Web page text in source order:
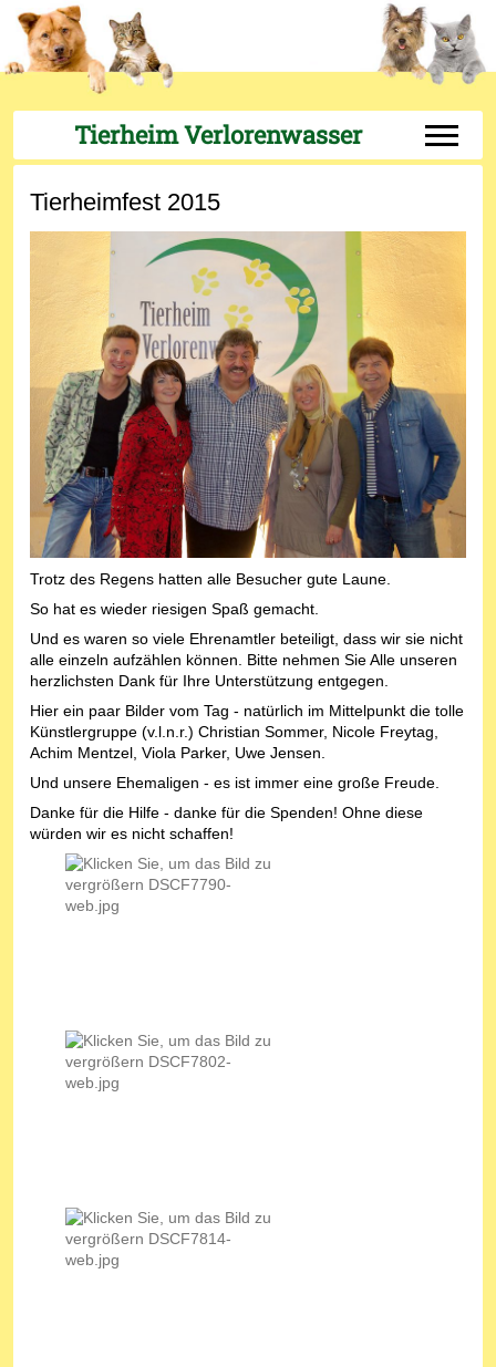
Tierheim Verlorenwasser Off-
Tierheimfest 2015
Trotz des Regens hatten alle Besucher gute Laune.
So hat es wieder riesigen Spaß gemacht.
Und es waren so viele Ehrenamtler beteiligt, dass wir sie nicht
alle einzeln aufzählen können. Bitte nehmen Sie Alle unseren
herzlichsten Dank für Ihre Unterstützung entgegen.
Hier ein paar Bilder vom Tag - natürlich im Mittelpunkt die tolle
Künstlergruppe (v.l.n.r.) Christian Sommer, Nicole Freytag,
Achim Mentzel, Viola Parker, Uwe Jensen.
Und unsere Ehemaligen - es ist immer eine große Freude.
Danke für die Hilfe - danke für die Spenden! Ohne diese
würden wir es nicht schaffen!